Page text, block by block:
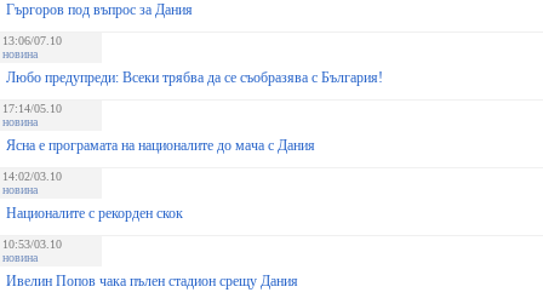
Гъргоров под въпрос за Дания
13:06/07.10
новина
Любо предупреди: Всеки трябва да се съобразява с България!
17:14/05.10
новина
Ясна е програмата на националите до мача с Дания
14:02/03.10
новина
Националите с рекорден скок
10:53/03.10
новина
Ивелин Попов чака пълен стадион срещу Дания